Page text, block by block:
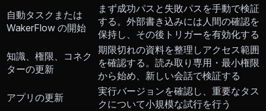
自動タスクまたは
WakerFlow の開始
まず成功パスと失敗パスを手動で検証
する。外部書き込みには人間の確認を
保持し、その後トリガーを有効化する
知識、権限、コネク
ターの更新
期限切れの資料を整理しアクセス範囲
を確認する。読み取り専用・最小権限
から始め、新しい会話で検証する
アプリの更新
実行バージョンを確認し、重要なタス
クについて小規模な試行を行う